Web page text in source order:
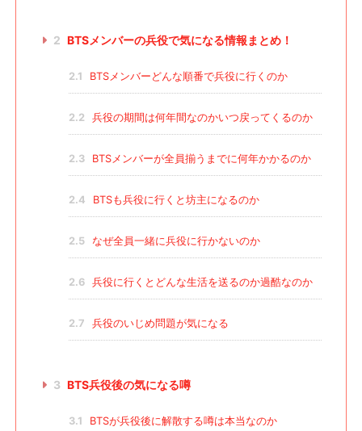
2 BTSメンバーの兵役で気になる情報まとめ！
2.1 BTSメンバーどんな順番で兵役に行くのか
2.2 兵役の期間は何年間なのかいつ戻ってくるのか
2.3 BTSメンバーが全員揃うまでに何年かかるのか
2.4 BTSも兵役に行くと坊主になるのか
2.5 なぜ全員一緒に兵役に行かないのか
2.6 兵役に行くとどんな生活を送るのか過酷なのか
2.7 兵役のいじめ問題が気になる
3 BTS兵役後の気になる噂
3.1 BTSが兵役後に解散する噂は本当なのか